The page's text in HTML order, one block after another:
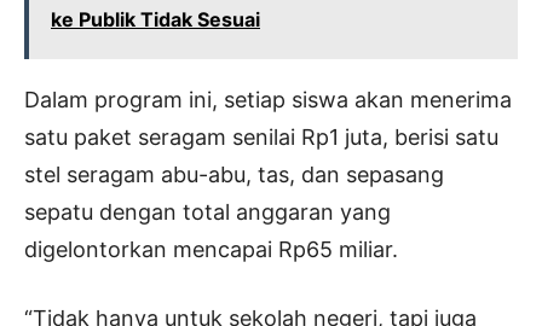
ke Publik Tidak Sesuai
Dalam program ini, setiap siswa akan menerima
satu paket seragam senilai Rp1 juta, berisi satu
stel seragam abu-abu, tas, dan sepasang
sepatu dengan total anggaran yang
digelontorkan mencapai Rp65 miliar.
“Tidak hanya untuk sekolah negeri, tapi juga